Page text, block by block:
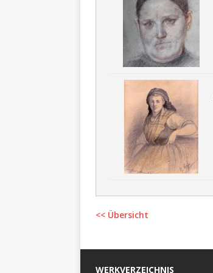
<< Übersicht
WERKVERZEICHNIS